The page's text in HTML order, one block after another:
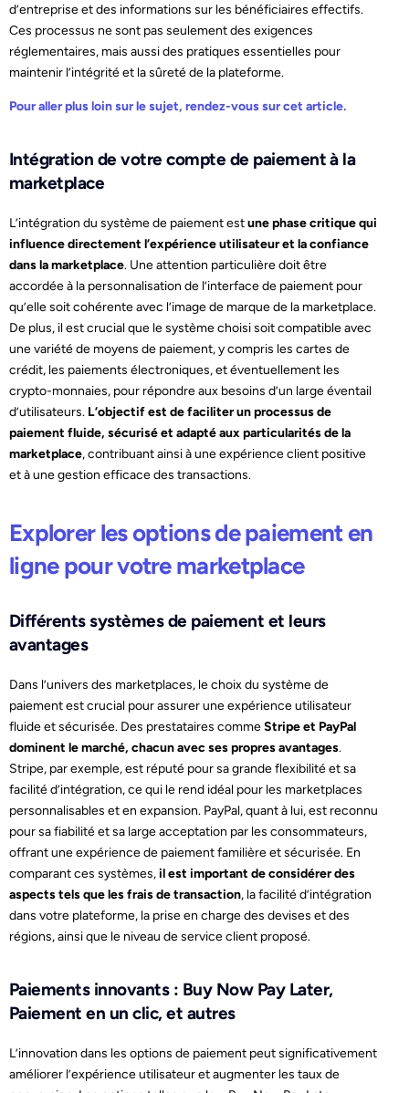
d’entreprise et des informations sur les bénéficiaires effectifs.
Ces processus ne sont pas seulement des exigences
réglementaires, mais aussi des pratiques essentielles pour
maintenir l’intégrité et la sûreté de la plateforme.
Pour aller plus loin sur le sujet, rendez-vous sur cet article.
Intégration de votre compte de paiement à la
marketplace
L’intégration du système de paiement estune phase critique qui
influence directement l’expérience utilisateur et la confiance
dans la marketplace. Une attention particulière doit être
accordée à la personnalisation de l’interface de paiement pour
qu’elle soit cohérente avec l’image de marque de la marketplace.
De plus, il est crucial que le système choisi soit compatible avec
une variété de moyens de paiement, y compris les cartes de
crédit, les paiements électroniques, et éventuellement les
crypto-monnaies, pour répondre aux besoins d’un large éventail
d’utilisateurs. L’objectif est de faciliter un processus de
paiement fluide, sécurisé et adapté aux particularités de la
marketplace, contribuant ainsi à une expérience client positive
et à une gestion efficace des transactions.
Explorer les options de paiement en
ligne pour votre marketplace
Différents systèmes de paiement et leurs
avantages
Dans l’univers des marketplaces, le choix du système de
paiement est crucial pour assurer une expérience utilisateur
fluide et sécurisée. Des prestataires commeStripe et PayPal
dominent le marché, chacun avec ses propres avantages.
Stripe, par exemple, est réputé pour sa grande flexibilité et sa
facilité d’intégration, ce qui le rend idéal pour les marketplaces
personnalisables et en expansion. PayPal, quant à lui, est reconnu
pour sa fiabilité et sa large acceptation par les consommateurs,
offrant une expérience de paiement familière et sécurisée. En
comparant ces systèmes,il est important de considérer des
aspects tels que les frais de transaction, la facilité d’intégration
dans votre plateforme, la prise en charge des devises et des
régions, ainsi que le niveau de service client proposé.
Paiements innovants : Buy Now Pay Later,
Paiement en un clic, et autres
L’innovation dans les options de paiement peut significativement
améliorer l’expérience utilisateur et augmenter les taux de